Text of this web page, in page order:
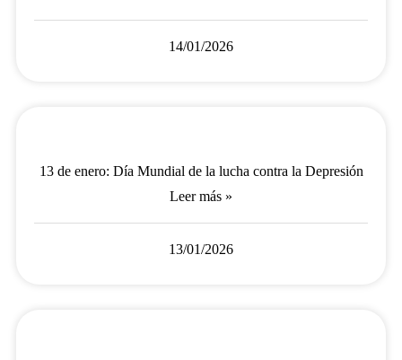
14/01/2026
13 de enero: Día Mundial de la lucha contra la Depresión
Leer más »
13/01/2026